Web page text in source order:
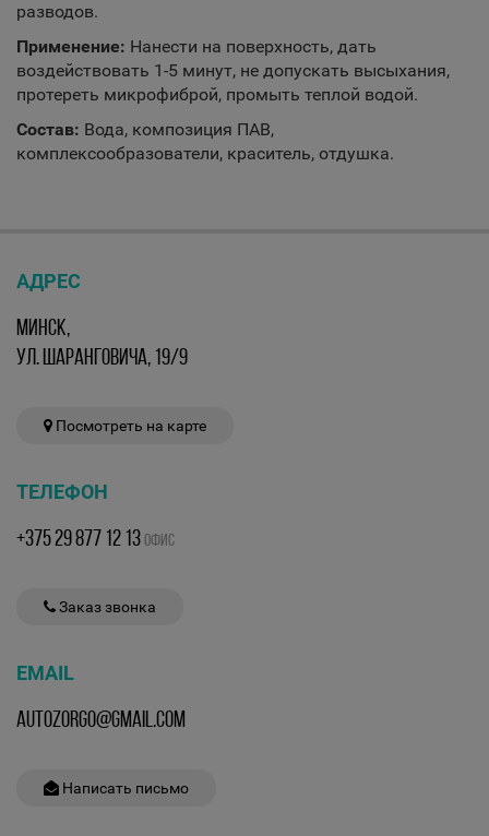
разводов.
Применение: Нанести на поверхность, дать
воздействовать 1-5 минут, не допускать высыхания,
протереть микрофиброй, промыть теплой водой.
Состав: Вода, композиция ПАВ,
комплексообразователи, краситель, отдушка.
АДРЕС
МИНСК,
УЛ. ШАРАНГОВИЧА, 19/9
Посмотреть на карте
ТЕЛЕФОН
+375 29 877 12 13 ОФИС
Заказ звонка
EMAIL
AUTOZORGO@GMAIL.COM
Написать письмо